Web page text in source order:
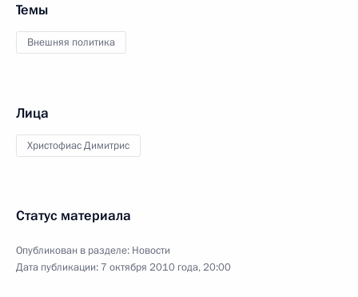
Темы
Внешняя политика
Лица
Христофиас Димитрис
Статус материала
Опубликован в разделе: Новости
Дата публикации: 7 октября 2010 года, 20:00